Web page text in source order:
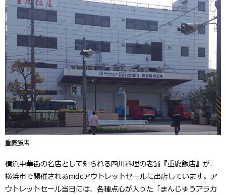
重慶飯店
横浜中華街の名店として知られる四川料理の老舗『重慶飯店』が、
横浜市で開催されるmdcアウトレットセールに出店しています。ア
ウトレットセール当日には、各種点心が入った「まんじゅうアラカ